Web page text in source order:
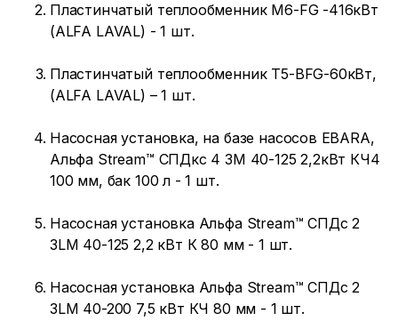
Пластинчатый теплообменник M6-FG -416кВт
(ALFA LAVAL) - 1 шт.
Пластинчатый теплообменник T5-BFG-60кВт,
(ALFA LAVAL) – 1 шт.
Насосная установка, на базе насосов EBARA,
Альфа Stream™ СПДкс 4 3M 40-125 2,2кВт КЧ4
100 мм, бак 100 л - 1 шт.
Насосная установка Альфа Stream™ СПДс 2
3LM 40-125 2,2 кВт К 80 мм - 1 шт.
Насосная установка Альфа Stream™ СПДс 2
3LM 40-200 7,5 кВт КЧ 80 мм - 1 шт.